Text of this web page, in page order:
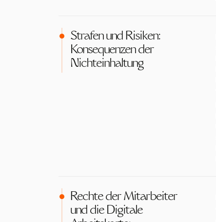
Strafen und Risiken:
Konsequenzen der
Nichteinhaltung
Rechte der Mitarbeiter
und die Digitale